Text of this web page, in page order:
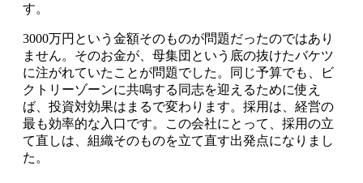
す。
3000万円という金額そのものが問題だったのではあり
ません。そのお金が、母集団という底の抜けたバケツ
に注がれていたことが問題でした。同じ予算でも、ビ
クトリーゾーンに共鳴する同志を迎えるために使え
ば、投資対効果はまるで変わります。採用は、経営の
最も効率的な入口です。この会社にとって、採用の立
て直しは、組織そのものを立て直す出発点になりまし
た。